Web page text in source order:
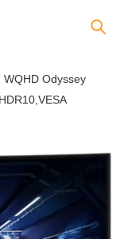
WQHD Odyssey